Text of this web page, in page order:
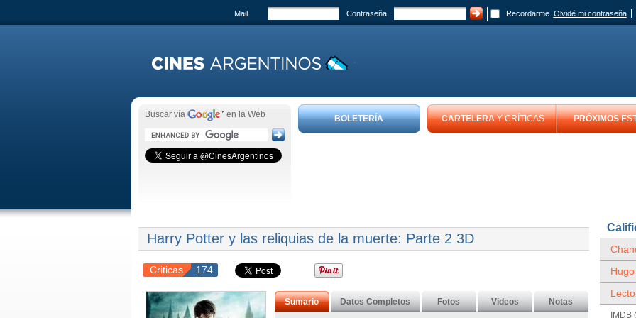
Mail Contraseña Recordarme Olvidé mi contraseña
Buscar vía en la Web BOLETERÍA CARTELERAY CRÍTICAS PRÓXIMOS
Harry Potter y las reliquias de la muerte: Parte 2 3D
Criticas 174
Sumario Datos Completos Fotos Videos Notas